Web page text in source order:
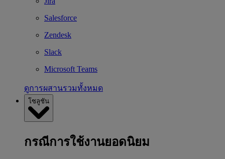
Salesforce
Zendesk
Slack
Microsoft Teams
ดูการผสานรวมทั้งหมด
โซลูชัน
กรณีการใช้งานยอดนิยม